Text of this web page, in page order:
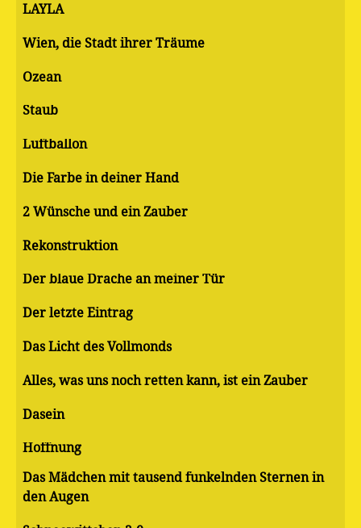
LAYLA
Wien, die Stadt ihrer Träume
Ozean
Staub
Luftballon
Die Farbe in deiner Hand
2 Wünsche und ein Zauber
Rekonstruktion
Der blaue Drache an meiner Tür
Der letzte Eintrag
Das Licht des Vollmonds
Alles, was uns noch retten kann, ist ein Zauber
Dasein
Hoffnung
Das Mädchen mit tausend funkelnden Sternen in
den Augen